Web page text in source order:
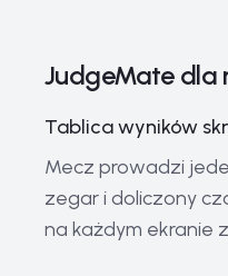
Największe Rozgrywki
Teraźniejszość
kluczowy Sprzęt Piłkarski
JudgeMate dla
Tablica wyników
Mecz prowadzi
zegar i doliczony
na każdym ekranie